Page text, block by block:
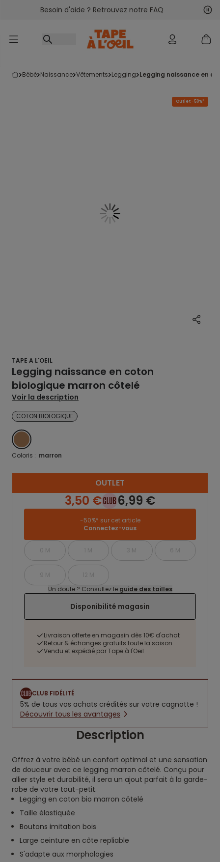
Accéder au contenu
Besoin d'aide ? Retrouvez notre FAQ
bébé naissance vêtements legging legging naissance en
Outlet -50%*
TAPE A L'OEIL
Legging naissance en coton
biologique marron côtelé
Voir la description
COTON BIOLOGIQUE
MARRON
Coloris : marron
OUTLET
3,50 € 6,99 €
-50%* sur cet article
Connectez-vous
0 M 1 M 3 M 6 M
9 M
12 M
Un doute ? Consultez le guide des tailles
Disponibilité magasin
Livraison offerte en magasin dès 10€ d'achat
Retour & échanges gratuits toute la saison
Vendu et expédié par Tape à l'Oeil
CLUB FIDÉLITÉ
5% de tous vos achats crédités sur votre cagnotte !
Découvrir tous les avantages
Description
Offrez à votre bébé un confort optimal et une sensation
de douceur avec ce legging marron côtelé. Conçu pour
allier style et durabilité, il sera un ajout parfait à la garde-
robe de votre tout-petit.
Legging en coton bio marron côtelé
Taille élastiquée
Boutons imitation bois
Large ceinture en côte repliable
S'adapte aux morphologies